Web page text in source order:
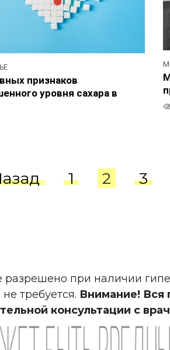
признаков
уровня сахара в
1 2 3
при наличии
требуется. Внимание! Вся
консультации с